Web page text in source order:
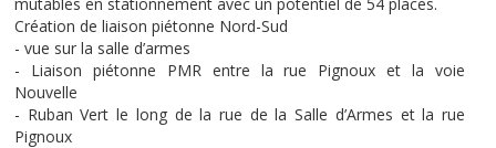
Création de liaison piétonne Nord-Sud
- vue sur la salle d’armes
- Liaison piétonne PMR entre la rue Pignoux et la voie
Nouvelle
- Ruban Vert le long de la rue de la Salle d’Armes et la rue
Pignoux